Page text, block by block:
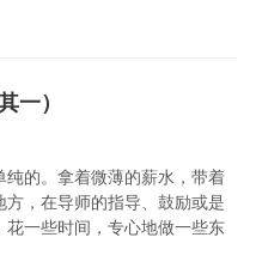
一）
的。拿着微薄的薪水，带着
，在导师的指导、鼓励或是
一些时间，专心地做一些东